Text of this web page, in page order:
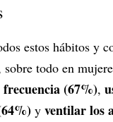
estos hábitos y
todo en
frecuencia (67%),
y ventilar los